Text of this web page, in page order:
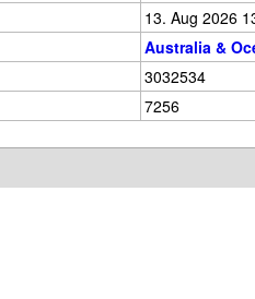
13. Aug 2026
Australia &
3032534
7256